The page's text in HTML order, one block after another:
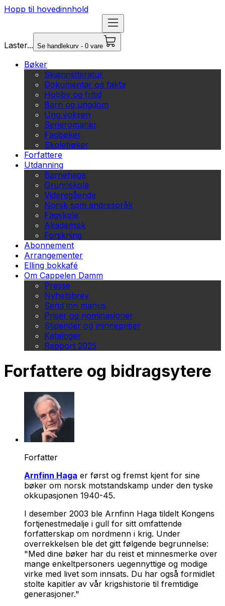
Hopp til hovedinnhold
Laster... Se handlekurv - 0 vare
Bøker
Skjønnlitteratur
Dokumentar og fakta
Hobby og fritid
Barn og ungdom
Ung voksen
Serieromaner
Fagbøker
Skolebøker
Forfattere
Utdanning
Barnehage
Grunnskole
Videregående
Norsk som andrespråk
Fagskole
Akademisk
Forskning
Abonnement
Arrangementer
Elling bokkafé
Om Cappelen Damm
Presse
Nyhetsbrev
Send inn manus
Priser og nominasjoner
Stipender og minnepriser
Kataloger
Rapport 2025
Forfattere og bidragsytere
Forfatter
Arnfinn Haga er først og fremst kjent for sine
bøker om norsk motstandskamp under den tyske
okkupasjonen 1940-45.
I desember 2003 ble Arnfinn Haga tildelt Kongens
fortjenestmedalje i gull for sitt omfattende
forfatterskap om nordmenn i krig. Under
overrekkelsen ble det gitt følgende begrunnelse:
"Med dine bøker har du reist et minnesmerke over
mange enkeltpersoners uegennyttige og modige
virke med livet som innsats. Du har også formidlet
stolte kapitler av vår krigshistorie til fremtidige
generasjoner."